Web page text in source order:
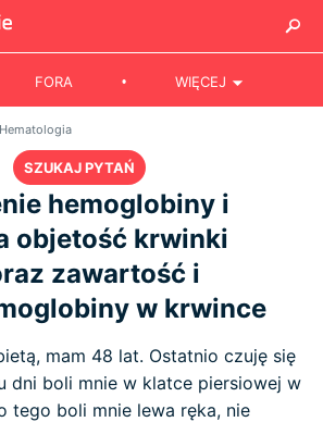
FORA WIĘCEJ
Hematologia
SZUKAJ PYTAŃ
hemoglobiny i
objetość krwinki
zawartość i
w krwince
mam 48 lat. Ostatnio czuję się
dni boli mnie w klatce piersiowej w
tego boli mnie lewa ręka, nie